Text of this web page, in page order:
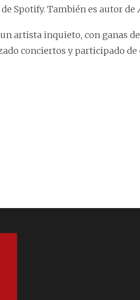
Spotify. También es autor de
artista inquieto, con ganas
conciertos y participado de